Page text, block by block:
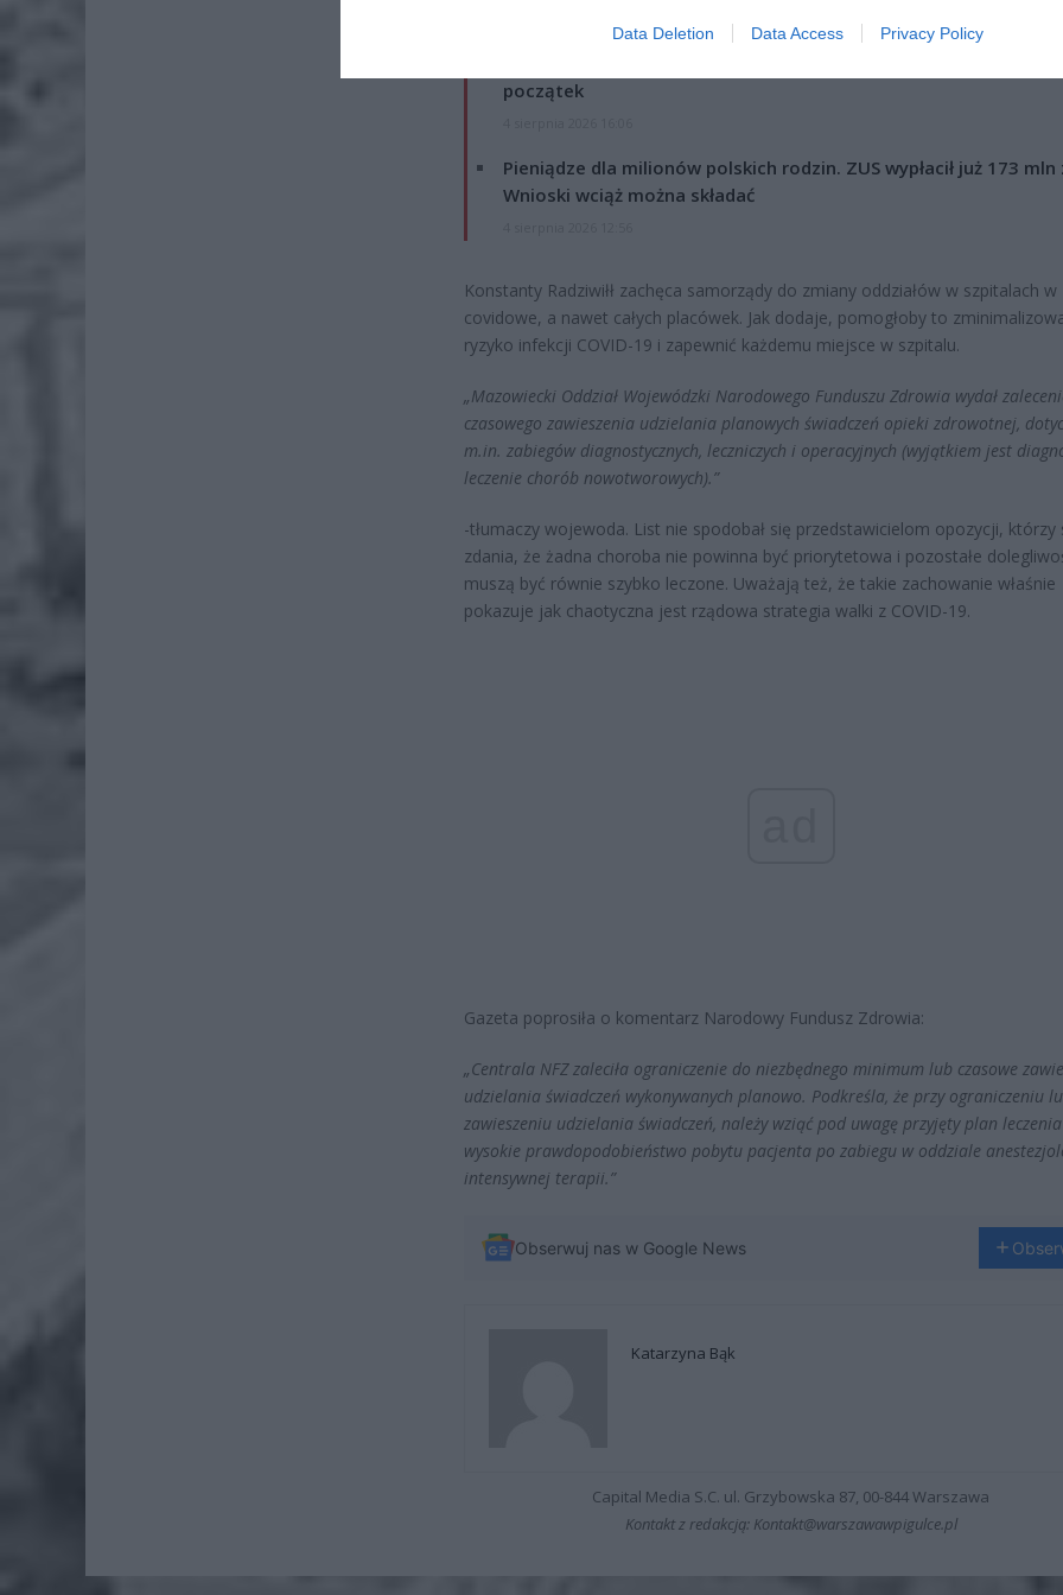
Data Deletion Data Access Privacy Policy
ZOBACZ RÓWNIEŻ:
początek
Pieniądze dla milionów polskich rodzin. ZUS wypłacił już 173 mln
Wnioski wciąż można składać
Konstanty Radziwiłł zachęca samorządy do zmiany oddziałów w szpitalach w
covidowe, a nawet całych placówek. Jak dodaje, pomogłoby to
ryzyko infekcji COVID-19 i zapewnić każdemu miejsce w szpitalu.
„Mazowiecki Oddział Wojewódzki Narodowego Funduszu Zdrowia wydał
czasowego zawieszenia udzielania planowych świadczeń opieki zdrowotnej,
m.in. zabiegów diagnostycznych, leczniczych i operacyjnych (wyjątkiem jest
leczenie chorób nowotworowych).”
-tłumaczy wojewoda. List nie spodobał się przedstawicielom opozycji, którzy
zdania, że żadna choroba nie powinna być priorytetowa i pozostałe
muszą być równie szybko leczone. Uważają też, że takie zachowanie właśnie
pokazuje jak chaotyczna jest rządowa strategia walki z COVID-19.
Gazeta poprosiła o komentarz Narodowy Fundusz Zdrowia:
„Centrala NFZ zaleciła ograniczenie do niezbędnego minimum lub czasowe
udzielania świadczeń wykonywanych planowo. Podkreśla, że przy ograniczeniu
zawieszeniu udzielania świadczeń, należy wziąć pod uwagę przyjęty plan
wysokie prawdopodobieństwo pobytu pacjenta po zabiegu w oddziale
intensywnej terapii.”
Obserwuj nas w Google News
Katarzyna Bąk
Capital Media S.C. ul. Grzybowska 87, 00-844 Warszawa
Kontakt z redakcją: Kontakt@warszawawpigulce.pl